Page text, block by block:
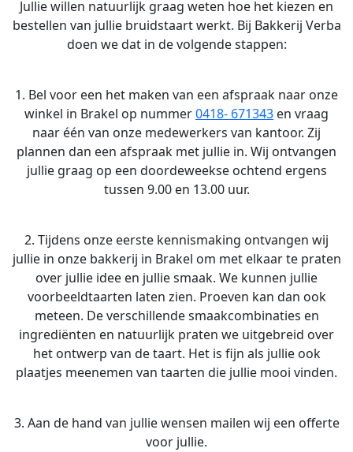
Jullie willen natuurlijk graag weten hoe het kiezen en
bestellen van jullie bruidstaart werkt. Bij Bakkerij Verba
doen we dat in de volgende stappen:
1. Bel voor een het maken van een afspraak naar onze
winkel in Brakel op nummer0418- 671343 en vraag
naar één van onze medewerkers van kantoor. Zij
plannen dan een afspraak met jullie in. Wij ontvangen
jullie graag op een doordeweekse ochtend ergens
tussen 9.00 en 13.00 uur.
2. Tijdens onze eerste kennismaking ontvangen wij
jullie in onze bakkerij in Brakel om met elkaar te praten
over jullie idee en jullie smaak. We kunnen jullie
voorbeeldtaarten laten zien. Proeven kan dan ook
meteen. De verschillende smaakcombinaties en
ingrediënten en natuurlijk praten we uitgebreid over
het ontwerp van de taart. Het is fijn als jullie ook
plaatjes meenemen van taarten die jullie mooi vinden.
3. Aan de hand van jullie wensen mailen wij een offerte
voor jullie.